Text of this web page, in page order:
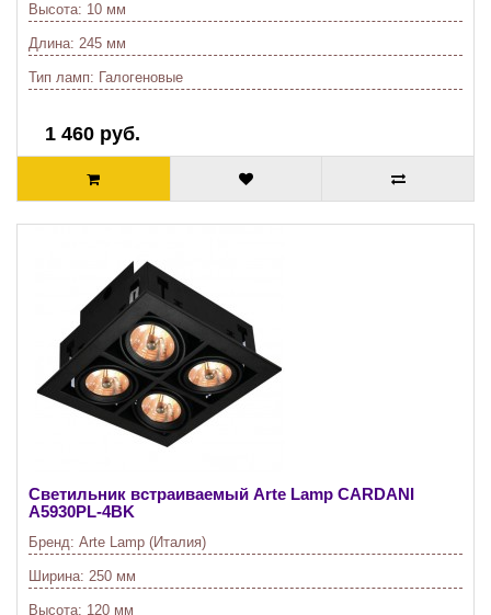
Высота: 10 мм
Длина: 245 мм
Тип ламп: Галогеновые
1 460 руб.
Светильник встраиваемый Arte Lamp CARDANI
A5930PL-4BK
Бренд: Arte Lamp (Италия)
Ширина: 250 мм
Высота: 120 мм